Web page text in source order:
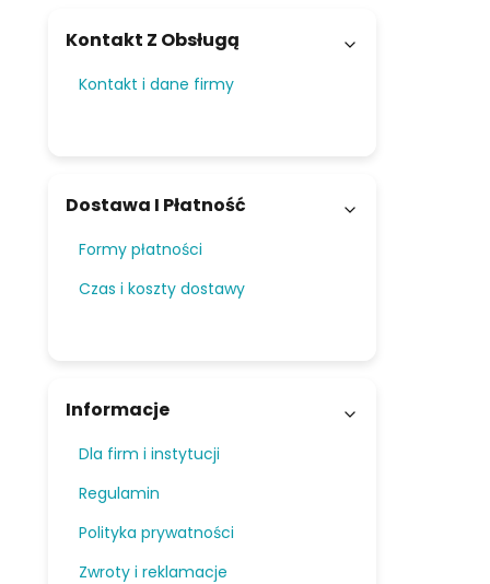
Kontakt Z Obsługą
Kontakt i dane firmy
Dostawa I Płatność
Formy płatności
Czas i koszty dostawy
Informacje
Dla firm i instytucji
Regulamin
Polityka prywatności
Zwroty i reklamacje